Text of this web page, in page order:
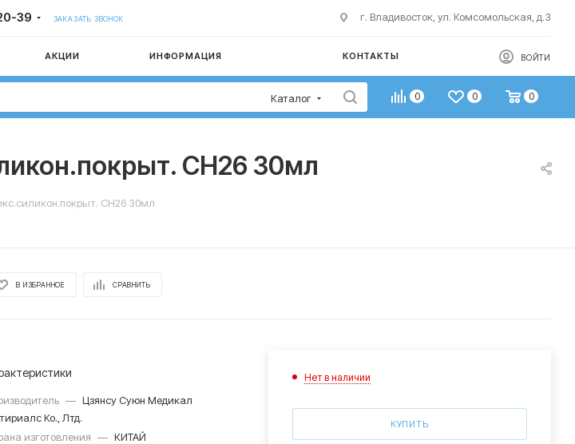
39 ЗАКАЗАТЬ ЗВОНОК г. Владивосток, ул. Комсомольская, д.3
АКЦИИ ИНФОРМАЦИЯ КОНТАКТЫ ВОЙТИ
Каталог 0 0 0
CH26 30мл
CH26 30мл
В ИЗБРАННОЕ СРАВНИТЬ
— Цзянсу Суюн Медикал
Ко., Лтд.
изготовления — КИТАЙ
Нет в наличии
КУПИТЬ